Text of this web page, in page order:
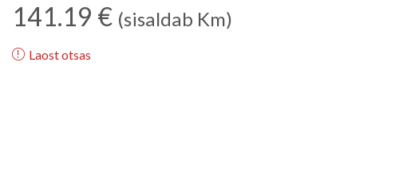
141.19 € (sisaldab Km)
Laost otsas